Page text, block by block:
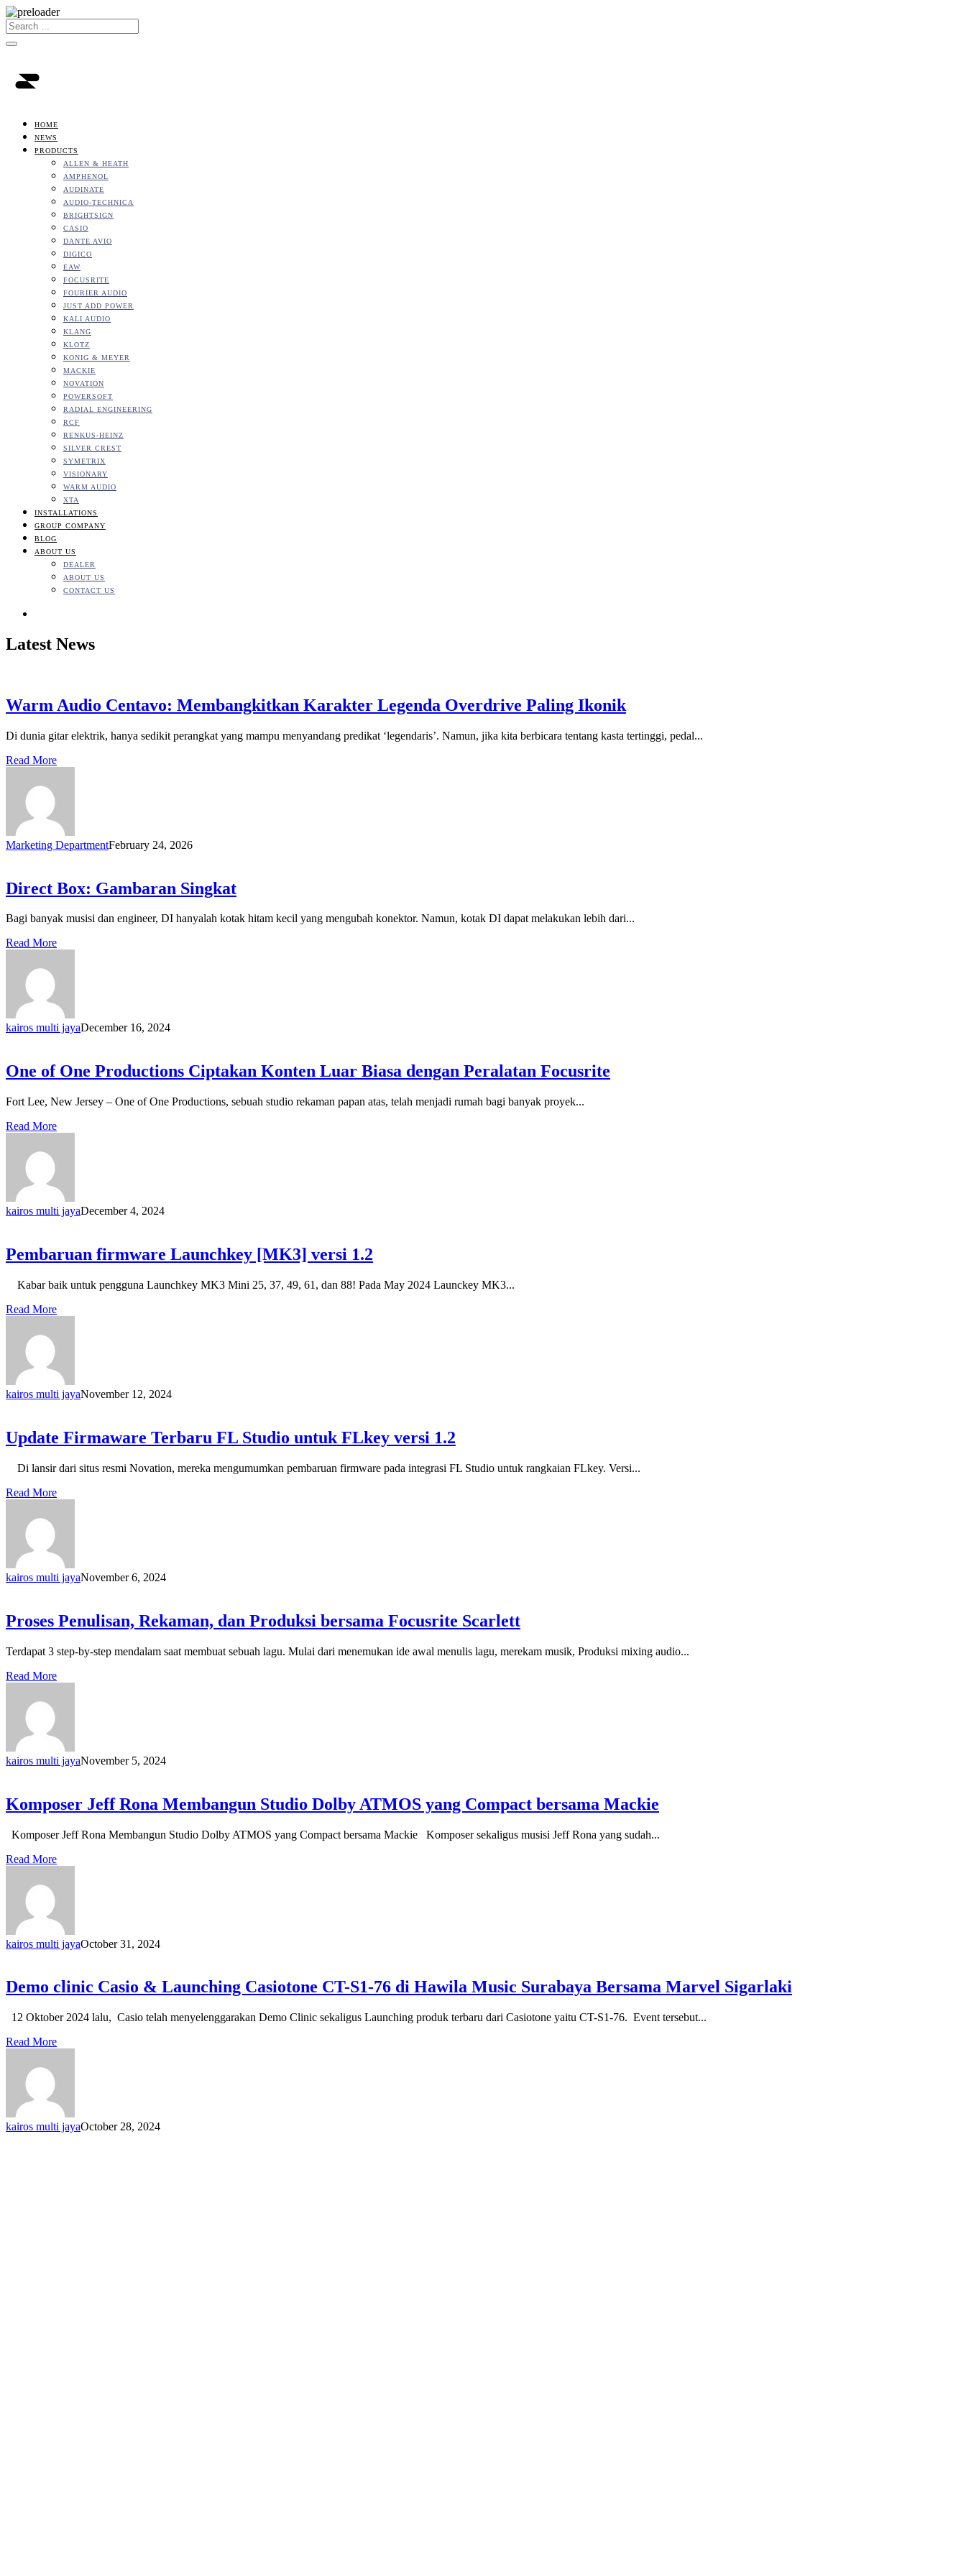
HOME
NEWS
PRODUCTS
ALLEN & HEATH
AMPHENOL
AUDINATE
AUDIO-TECHNICA
BRIGHTSIGN
CASIO
DANTE AVIO
DIGICO
EAW
FOCUSRITE
FOURIER AUDIO
JUST ADD POWER
KALI AUDIO
KLANG
KLOTZ
KONIG & MEYER
MACKIE
NOVATION
POWERSOFT
RADIAL ENGINEERING
RCF
RENKUS-HEINZ
SILVER CREST
SYMETRIX
VISIONARY
WARM AUDIO
XTA
INSTALLATIONS
GROUP COMPANY
BLOG
ABOUT US
DEALER
ABOUT US
CONTACT US
Latest News
Warm Audio Centavo: Membangkitkan Karakter Legenda Overdrive Paling Ikonik
Di dunia gitar elektrik, hanya sedikit perangkat yang mampu menyandang predikat ‘legendaris’. Namun, jika kita berbicara tentang kasta tertinggi, pedal...
Read More
Marketing DepartmentFebruary 24, 2026
Direct Box: Gambaran Singkat
Bagi banyak musisi dan engineer, DI hanyalah kotak hitam kecil yang mengubah konektor. Namun, kotak DI dapat melakukan lebih dari...
Read More
kairos multi jayaDecember 16, 2024
One of One Productions Ciptakan Konten Luar Biasa dengan Peralatan Focusrite
Fort Lee, New Jersey – One of One Productions, sebuah studio rekaman papan atas, telah menjadi rumah bagi banyak proyek...
Read More
kairos multi jayaDecember 4, 2024
Pembaruan firmware Launchkey [MK3] versi 1.2
Kabar baik untuk pengguna Launchkey MK3 Mini 25, 37, 49, 61, dan 88! Pada May 2024 Launckey MK3...
Read More
kairos multi jayaNovember 12, 2024
Update Firmaware Terbaru FL Studio untuk FLkey versi 1.2
Di lansir dari situs resmi Novation, mereka mengumumkan pembaruan firmware pada integrasi FL Studio untuk rangkaian FLkey. Versi...
Read More
kairos multi jayaNovember 6, 2024
Proses Penulisan, Rekaman, dan Produksi bersama Focusrite Scarlett
Terdapat 3 step-by-step mendalam saat membuat sebuah lagu. Mulai dari menemukan ide awal menulis lagu, merekam musik, Produksi mixing audio...
Read More
kairos multi jayaNovember 5, 2024
Komposer Jeff Rona Membangun Studio Dolby ATMOS yang Compact bersama Mackie
Komposer Jeff Rona Membangun Studio Dolby ATMOS yang Compact bersama Mackie Komposer sekaligus musisi Jeff Rona yang sudah...
Read More
kairos multi jayaOctober 31, 2024
Demo clinic Casio & Launching Casiotone CT-S1-76 di Hawila Music Surabaya Bersama Marvel Sigarlaki
12 Oktober 2024 lalu, Casio telah menyelenggarakan Demo Clinic sekaligus Launching produk terbaru dari Casiotone yaitu CT-S1-76. Event tersebut...
Read More
kairos multi jayaOctober 28, 2024